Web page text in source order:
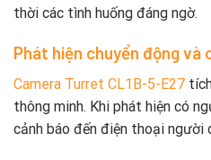
thời các tình huống đáng ngờ.
Phát hiện chuyển động và
Camera Turret CL1B-5-E27
thông minh. Khi phát hiện có
cảnh báo đến điện thoại người